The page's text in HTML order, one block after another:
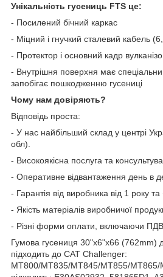
Унікальність гусениць FTS це:
- Посилений бічний каркас
- Міцний і гнучкий сталевий кабель
- Протектор і основний кадр
- Внутрішня поверхня має
запобігає пошкодженню гусениці
Чому нам довіряють?
Відповідь проста:
- У нас найбільший склад у центрі
обл).
- Високоякісна послуга та
- Оперативне відвантаження день в
- Гарантія від виробника від 1 року
- Якість матеріалів виробничої
- Різні форми оплати, включаючи ПДВ
Гумова гусениця 30"x6"x66 (762mm)
підходить до CAT Challenger:
MT800/MT835/MT845/MT855/MT865/